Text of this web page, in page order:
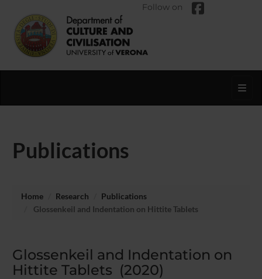
Follow on
Publications
Home Research
Publications
Glossenkeil and Indentation on Hittite Tablets
Glossenkeil and Indentation on
Hittite Tablets (2020)